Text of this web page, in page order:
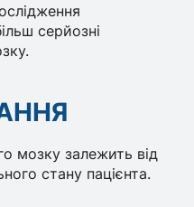
серйозні
мозку залежить від
стану пацієнта.